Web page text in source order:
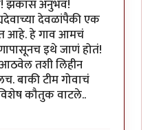
झकास अनुभव!
देवळांपैकी एक
आहे. हे गाव आमचं
इथे जाणं होतं!
तशी लिहीन
बाकी टीम गोवाचं
कौतुक वाटले..